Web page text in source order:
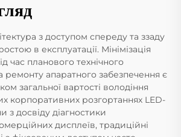
з доступом спереду та ззаду
в експлуатації. Мінімізація
час планового технічного
ремонту апаратного забезпечення є
загальної вартості володіння
корпоративних розгортаннях LED-
з досвіду діагностики
дисплеїв, традиційні